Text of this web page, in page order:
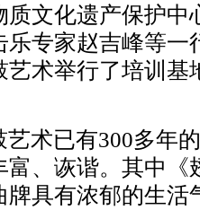
文化遗产保护中
乐专家赵吉峰等一
术举行了培训基
术已有300多年
、诙谐。其中《
牌具有浓郁的生